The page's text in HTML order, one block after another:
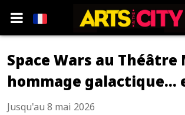
Space Wars au Théâtre
hommage galactique…
Jusqu'au 8 mai 2026